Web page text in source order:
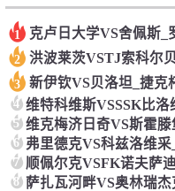
1 克卢日大学VS舍佩斯_
2 洪波莱茨VSTJ索科尔
3 新伊钦VS贝洛坦_捷克
4 维特科维斯VSSSK比洛
5 维克梅济日奇VS斯霍滕
6 弗里德克VS科兹洛维采
7 顺佩尔克VSFK诺夫萨
8 萨扎瓦河畔VS奥林瑞杰